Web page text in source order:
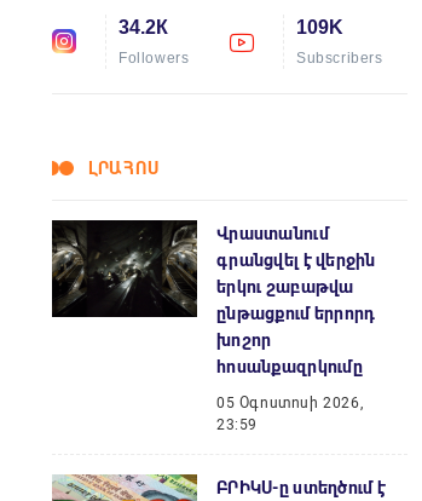
34.2К
Followers
109K
Subscribers
ԼՐԱՀՈՍ
Վրաստանում
գրանցվել է վերջին
երկու շաբաթվա
ընթացքում երրորդ
խոշոր
հոսանքազրկումը
05 Օգոստոսի 2026,
23:59
ԲՐԻԿՍ-ը ստեղծում է